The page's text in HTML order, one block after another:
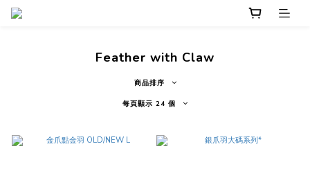
Feather with Claw
商品排序
每頁顯示 24 個